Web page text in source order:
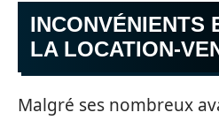
INCONVÉNIENTS
LA LOCATION-
Malgré ses nombreux